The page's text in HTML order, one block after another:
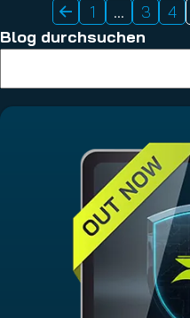
1 … 3 4
Blog durchsuchen